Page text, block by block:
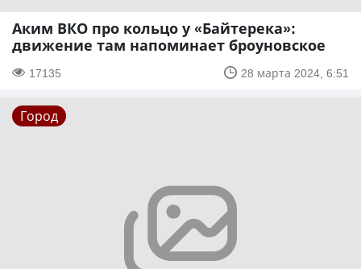
Аким ВКО про кольцо у «Байтерека»:
движение там напоминает броуновское
17135 28 марта 2024, 6:51
Город